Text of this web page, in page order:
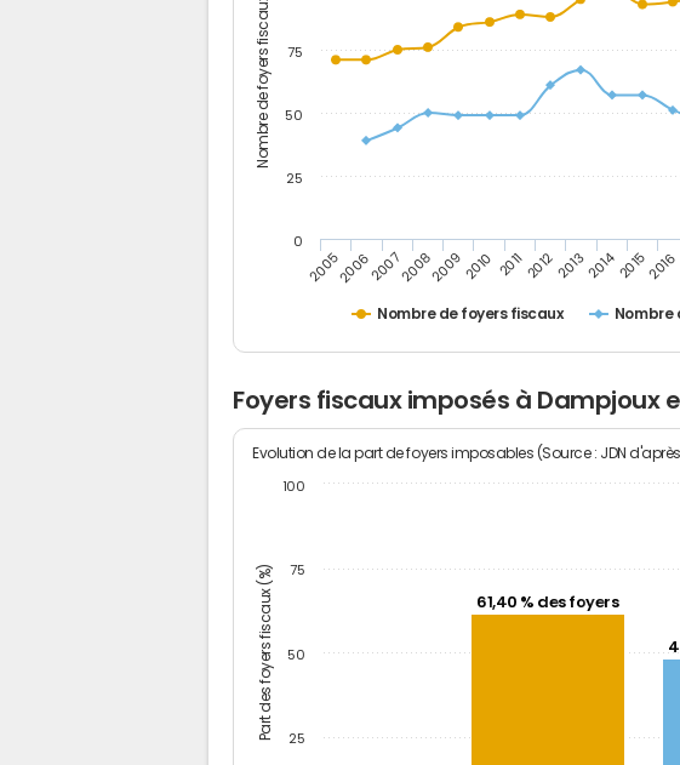
Nombre de foyers fiscaux
Nombre de foyers fiscaux Nombre
200520062007200820092010 201120122013201420152016
0
25
50
75
Foyers fiscaux imposés à Dampjoux
Part des foyers fiscaux (%)
Evolution de la part de foyers imposables (Source : JDN
61,40 % des foyers
25
50
75
100